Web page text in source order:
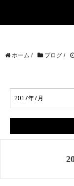
ホーム / ブログ /